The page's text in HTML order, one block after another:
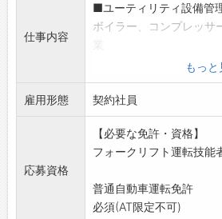
仕事内容
■ユーティリティ設備管
ボイラー、コンプレッサ
ボイラー、コンプレッサ
検
ボイラー、コンプレッサ
保全・LNG受け
入れ作業・ユーティリテ
■廃棄物対応
解体
バイオマス設備への投入
もっと
雇用形態 契約社員
応募資格
【必要な免許・資格】
フォークリフト運転技能
普通自動車運転免許
必須(AT限定不可)